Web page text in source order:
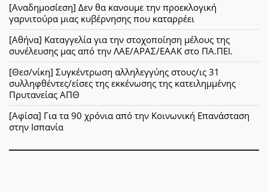
[Αναδημοσίεση] Δεν θα κανουμε την προεκλογική
γαρνιτούρα μιας κυβέρνησης που καταρρέει
[Αθήνα] Καταγγελία για την στοχοποίηση μέλους της
συνέλευσης μας από την ΛΑΕ/ΑΡΑΣ/ΕΑΑΚ στο ΠΑ.ΠΕΙ.
[Θεσ/νίκη] Συγκέντρωση αλληλεγγύης στους/ις 31
συλληφθέντες/είσες της εκκένωσης της κατειλημμένης
Πρυτανείας ΑΠΘ
[Αφίσα] Για τα 90 χρόνια από την Κοινωνική Επανάσταση
στην Ισπανία